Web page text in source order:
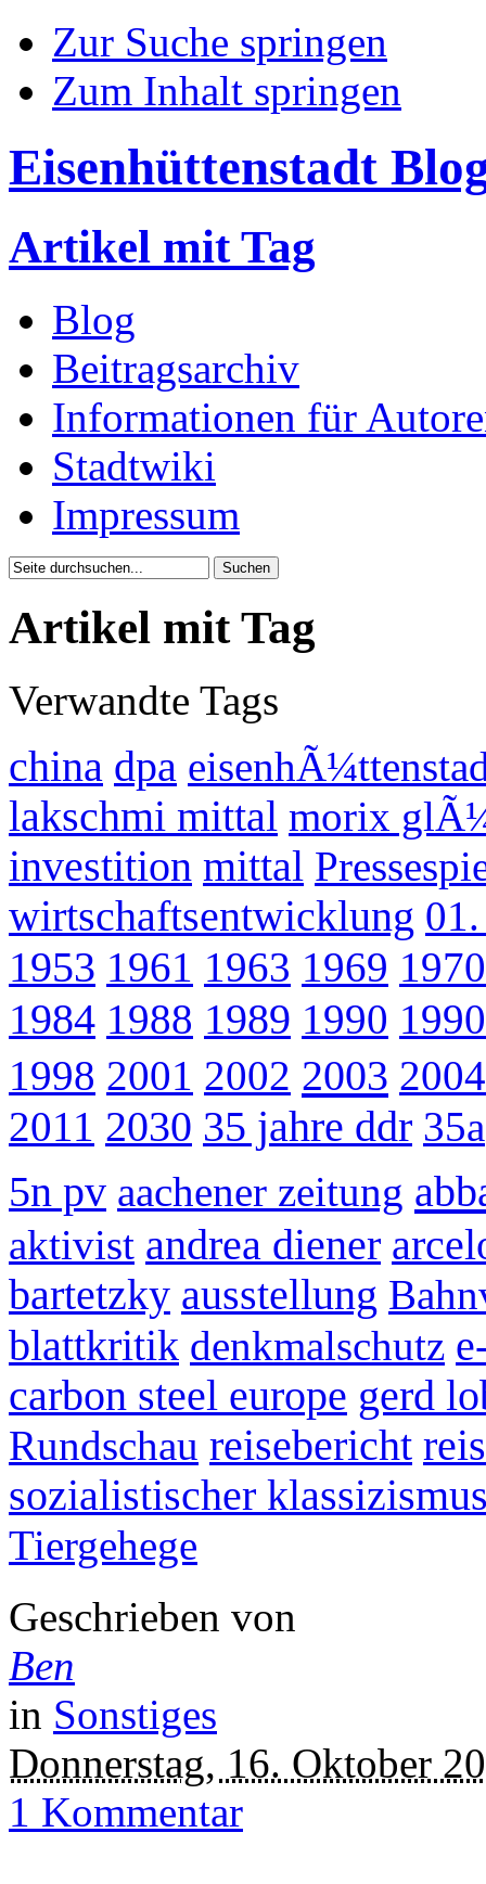
Zur Suche springen
Zum Inhalt springen
Eisenhüttenstadt
Artikel mit Tag
Blog
Beitragsarchiv
Informationen für
Stadtwiki
Impressum
Artikel mit Tag
Verwandte Tags
china dpa
lakschmi mittal morix
investition mittal
wirtschaftsentwicklung
1953 1961 1963 1969
1984 1988 1989 1990
1998 2001 2002 2003 2004
2011 2030 35 jahre ddr 35a
5n pv aachener zeitung
aktivist andrea diener
bartetzky ausstellung
blattkritik denkmalschutz
carbon steel europe gerd
Rundschau reisebericht
sozialistischer
Tiergehege
Geschrieben von
Ben
in Sonstiges
Donnerstag, 16. Oktober
1 Kommentar